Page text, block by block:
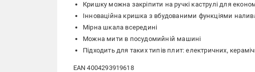
Кришку можна закріпити на ручкі каструлі для
Інноваційна кришка з вбудованими функціями
Мірна шкала всередині
Можна мити в посудомийній машині
Підходить для таких типів плит: електричних,
EAN 4004293919618